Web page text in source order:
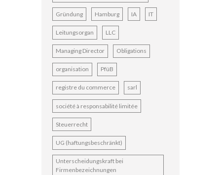
Gründung Hamburg IA IT
Leitungsorgan LLC
Managing Director Obligations
organisation PfüB
registre du commerce sarl
société à responsabilité limitée
Steuerrecht
UG (haftungsbeschränkt)
Unterscheidungskraft bei
Firmenbezeichnungen